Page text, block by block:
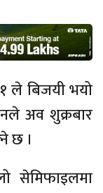
ले बिजयी भयो
अव शुक्रबार
छ ।
सेमिफाइलमा